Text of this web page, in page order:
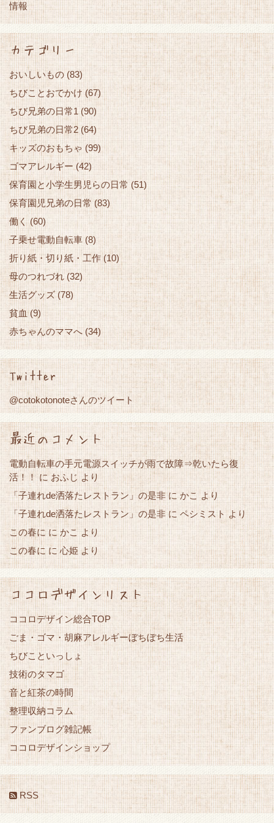
情報
カテゴリー
おいしいもの (83)
ちびことおでかけ (67)
ちび兄弟の日常1(90)
ちび兄弟の日常2 (64)
キッズのおもちゃ (99)
ゴマアレルギー(42)
保育園と小学生男児らの日常 (51)
保育園児兄弟の日常(83)
働く(60)
子乗せ電動自転車 (8)
折り紙・切り紙・工作(10)
母のつれづれ(32)
生活グッズ(78)
貧血(9)
赤ちゃんのママへ (34)
Twitter
@cotokotonoteさんのツイート
最近のコメント
電動自転車の手元電源スイッチが雨で故障⇒乾いたら復
活！！ に おふじ より
「子連れde洒落たレストラン」の是非 に かこ より
「子連れde洒落たレストラン」の是非に ペシミスト より
この春に に かこより
この春にに 心姫 より
ココロデザインリスト
ココロデザイン総合TOP
ごま・ゴマ・胡麻アレルギーぼちぼち生活
ちびこといっしょ
技術のタマゴ
音と紅茶の時間
整理収納コラム
ファンブログ雑記帳
ココロデザインショップ
RSS